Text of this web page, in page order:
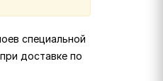
специальной
доставке по